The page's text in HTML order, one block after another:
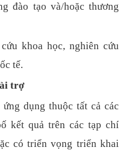
đào tạo và/hoặc thương
khoa học, nghiên cứu
tế.
trợ
dụng thuộc tất cả các
kết quả trên các tạp chí
có triển vọng triển khai